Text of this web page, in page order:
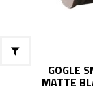
GOGLE
MATTE